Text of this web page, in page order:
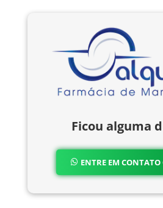
Ficou alguma
ENTRE EM CONTATO